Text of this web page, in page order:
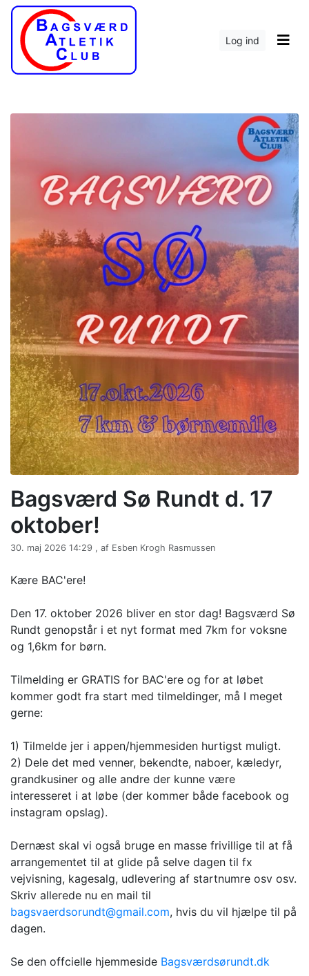
Log ind
Bagsværd Sø Rundt d. 17
oktober!
30. maj 2026 14:29 , af Esben Krogh Rasmussen
Kære BAC'ere!
Den 17. oktober 2026 bliver en stor dag! Bagsværd Sø
Rundt genopstår i et nyt format med 7km for voksne
og 1,6km for børn.
Tilmelding er GRATIS for BAC'ere og for at løbet
kommer godt fra start med tilmeldinger, må I meget
gerne:
1) Tilmelde jer i appen/hjemmesiden hurtigst muligt.
2) Dele det med venner, bekendte, naboer, kæledyr,
grandkusiner og alle andre der kunne være
interesseret i at løbe (der kommer både facebook og
instagram opslag).
Dernæst skal vi også bruge en masse frivillige til at få
arrangementet til at glide på selve dagen til fx
vejvisning, kagesalg, udlevering af startnumre osv osv.
Skriv allerede nu en mail til
bagsvaerdsorundt@gmail.com, hvis du vil hjælpe til på
dagen.
Se den offcielle hjemmeside Bagsværdsørundt.dk